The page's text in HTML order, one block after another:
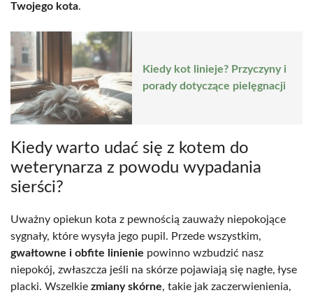
Twojego kota.
Kiedy kot linieje? Przyczyny i
porady dotyczące pielęgnacji
Kiedy warto udać się z kotem do
weterynarza z powodu wypadania
sierści?
Uważny opiekun kota z pewnością zauważy niepokojące
sygnały, które wysyła jego pupil. Przede wszystkim,
gwałtowne i obfite linienie powinno wzbudzić nasz
niepokój, zwłaszcza jeśli na skórze pojawiają się nagłe, łyse
placki. Wszelkie zmiany skórne, takie jak zaczerwienienia,